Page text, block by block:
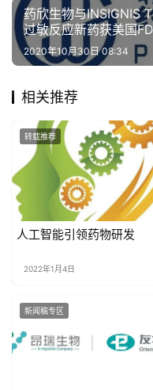
药欣生物与INSIGNIS
过敏反应新药获美国
2020年10月30日 08:34
相关推荐
转载推荐
人工智能引领药物研发
2022年1月4日
新闻稿专区